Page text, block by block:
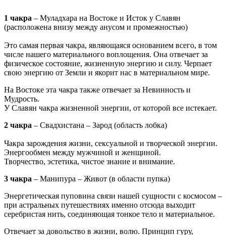
1 чакра – Муладхара на Востоке и Исток у Славян
(расположена внизу между анусом и промежностью)
Это самая первая чакра, являющаяся основанием всего, в том
числе нашего материального воплощения. Она отвечает за
физическое состояние, жизненную энергию и силу. Черпает
свою энергию от Земли и якорит нас в материальном мире.
На Востоке эта чакра также отвечает за Невинность и
Мудрость.
У Славян чакра жизненной энергии, от которой все истекает.
2 чакра – Свадхистана – Зарод (область лобка)
Чакра зарождения жизни, сексуальной и творческой энергии.
Энергообмен между мужчиной и женщиной.
Творчество, эстетика, чистое знание и внимание.
3 чакра – Манипура – Живот (в области пупка)
Энергетическая пуповина связи нашей сущности с космосом –
при астральных путешествиях именно отсюда выходит
серебристая нить, соединяющая тонкое тело и материальное.
Отвечает за довольство в жизни, волю. Принцип гуру,